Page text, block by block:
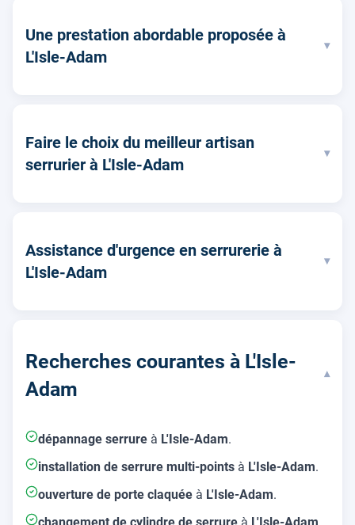
Une prestation abordable proposée à
L'Isle-Adam
▾
Faire le choix du meilleur artisan
serrurier à L'Isle-Adam
▾
Assistance d'urgence en serrurerie à
L'Isle-Adam
▾
Recherches courantes à L'Isle-
Adam
▾
dépannage serrure à L'Isle-Adam.
installation de serrure multi-points à L'Isle-Adam.
ouverture de porte claquée à L'Isle-Adam.